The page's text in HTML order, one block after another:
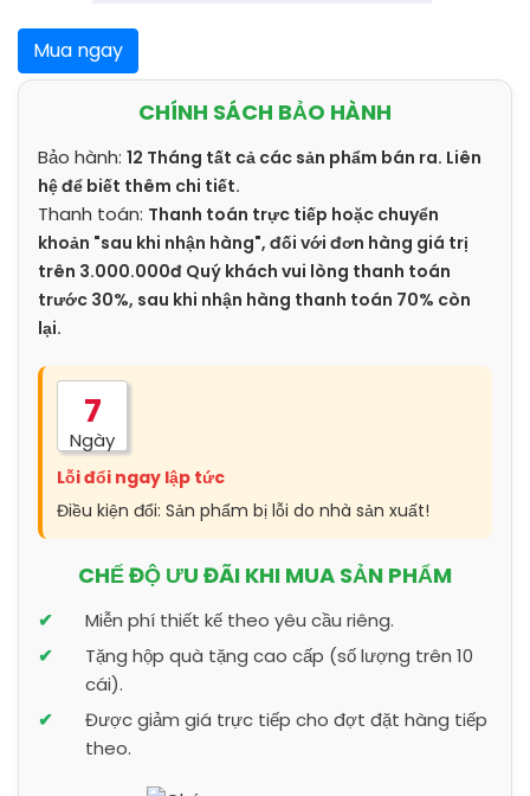
Mua ngay
CHÍNH SÁCH BẢO HÀNH
Bảo hành: 12 Tháng tất cả các sản phẩm bán ra. Liên
hệ để biết thêm chi tiết.
Thanh toán: Thanh toán trực tiếp hoặc chuyển
khoản "sau khi nhận hàng", đối với đơn hàng giá trị
trên 3.000.000đ Quý khách vui lòng thanh toán
trước 30%, sau khi nhận hàng thanh toán 70% còn
lại.
7
Ngày
Lỗi đổi ngay lập tức
Điều kiện đổi: Sản phẩm bị lỗi do nhà sản xuất!
CHẾ ĐỘ ƯU ĐÃI KHI MUA SẢN PHẨM
Miễn phí thiết kế theo yêu cầu riêng.
Tặng hộp quà tặng cao cấp (số lượng trên 10
cái).
Được giảm giá trực tiếp cho đợt đặt hàng tiếp
theo.